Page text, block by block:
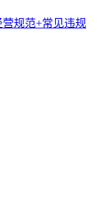
营规范+常见违规